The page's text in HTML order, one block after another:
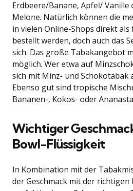
Erdbeere/Banane, Apfel/ Vanille
Melone. Natürlich können die
in vielen Online-Shops direkt
bestellt werden, doch auch das
sich. Das große Tabakangebot
möglich. Wer etwa auf
sich mit Minz- und Schokotabak
Ebenso gut sind tropische
Bananen-, Kokos- oder
Wichtiger
Bowl-Flüssigkeit
In Kombination mit der
der Geschmack mit der